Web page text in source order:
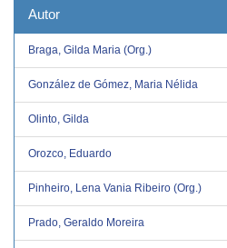
Autor
Braga, Gilda Maria (Org.)
González de Gómez, Maria Nélida
Olinto, Gilda
Orozco, Eduardo
Pinheiro, Lena Vania Ribeiro (Org.)
Prado, Geraldo Moreira